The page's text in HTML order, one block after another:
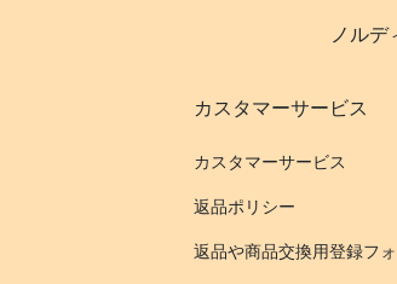
ノル
カスタマーサービス
カスタマーサービス
返品ポリシー
返品や商品交換用登録フ